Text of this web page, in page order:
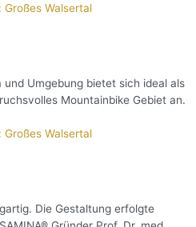
Großes Walsertal
und Umgebung bietet sich ideal als
Mountainbike Gebiet an.
Großes Walsertal
Die Gestaltung erfolgte